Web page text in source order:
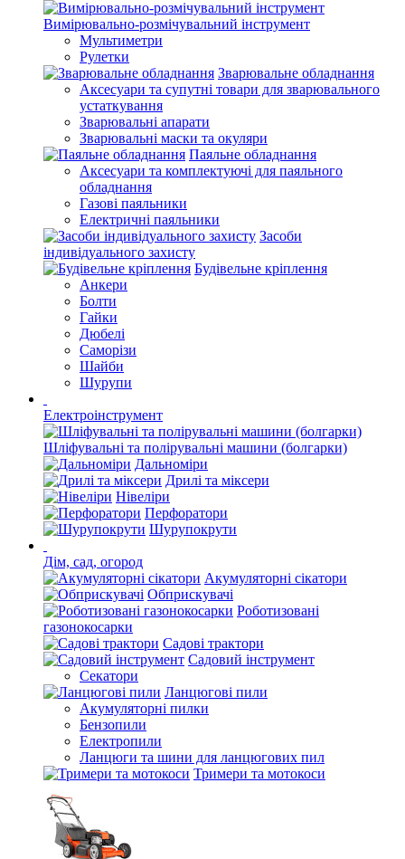
Вимірювально-розмічувальний інструмент
Мультиметри
Рулетки
Зварювальне обладнання
Аксесуари та супутні товари для зварювального
устаткування
Зварювальні апарати
Зварювальні маски та окуляри
Паяльне обладнання
Аксесуари та комплектуючі для паяльного
обладнання
Газові паяльники
Електричні паяльники
Засоби
індивідуального захисту
Будівельне кріплення
Анкери
Болти
Гайки
Дюбелі
Саморізи
Шайби
Шурупи
Електроінструмент
Шліфувальні та полірувальні машини (болгарки)
Дальноміри
Дрилі та міксери
Нівеліри
Перфоратори
Шурупокрути
Дім, сад, огород
Акумуляторні сікатори
Обприскувачі
Роботизовані
газонокосарки
Садові трактори
Садовий інструмент
Секатори
Ланцюгові пили
Акумуляторні пилки
Бензопили
Електропили
Ланцюги та шини для ланцюгових пил
Тримери та мотокоси